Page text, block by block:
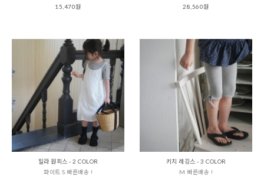
15,470원
28,560원
밀라 원피스 - 2 COLOR
화이트 S 빠른배송 !
키치 레깅스 - 3 COLOR
M 빠른배송 !